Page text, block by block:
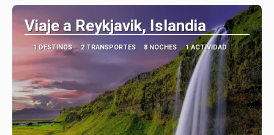
Viaje a Reykjavik, Islandia
1 DESTINOS 2 TRANSPORTES 8 NOCHES 1 ACTIVIDAD